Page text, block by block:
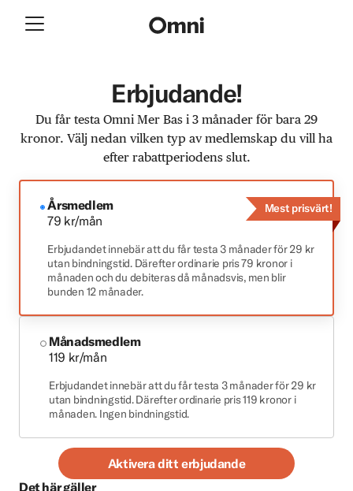
Erbjudande!
Du får testa Omni Mer Bas i 3 månader för bara 29
kronor. Välj nedan vilken typ av medlemskap du vill ha
efter rabattperiodens slut.
Årsmedlem
79 kr/mån
Erbjudandet innebär att du får testa 3 månader för 29 kr
utan bindningstid. Därefter ordinarie pris 79 kronor i
månaden och du debiteras då månadsvis, men blir
bunden 12 månader.
Mest prisvärt!
Månadsmedlem
119 kr/mån
Erbjudandet innebär att du får testa 3 månader för 29 kr
utan bindningstid. Därefter ordinarie pris 119 kronor i
månaden. Ingen bindningstid.
Aktivera ditt erbjudande
Det här gäller